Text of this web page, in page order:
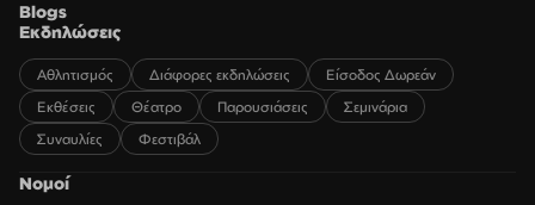
Blogs
Εκδηλώσεις
Αθλητισμός Διάφορες εκδηλώσεις
Είσοδος Δωρεάν
Εκθέσεις
Θέατρο Παρουσιάσεις
Σεμινάρια
Συναυλίες
Φεστιβάλ
Νομοί